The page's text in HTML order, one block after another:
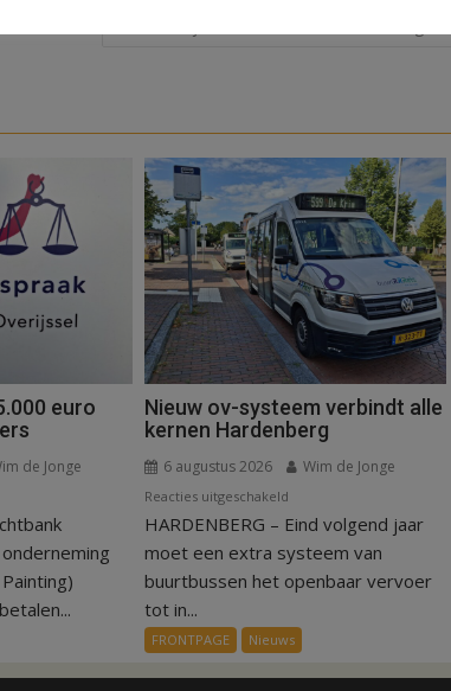
euro
de Jonge
Nieuw ov-systeem verbindt alle
kernen Hardenberg
6 augustus 2026 Wim de Jonge
Reacties uitgeschakeld
Nieuw
ov-
systeem
alle
kernen
Hardenberg
HARDENBERG – Eind volgend jaar
moet een extra systeem van
buurtbussen het openbaar vervoer
tot in...
FRONTPAGE Nieuws